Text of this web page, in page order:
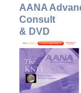
AANA
Consult
& DVD